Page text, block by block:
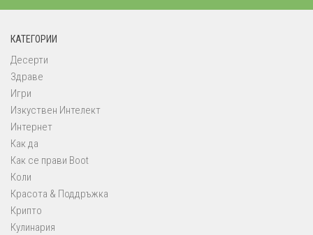
КАТЕГОРИИ
Десерти
Здраве
Игри
Изкуствен Интелект
Интернет
Как да
Как се прави Boot
Коли
Красота & Поддръжка
Крипто
Кулинария